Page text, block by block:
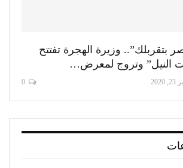
وزيرة الهجرة تفتتح
النيل” وتروج لمعرض…